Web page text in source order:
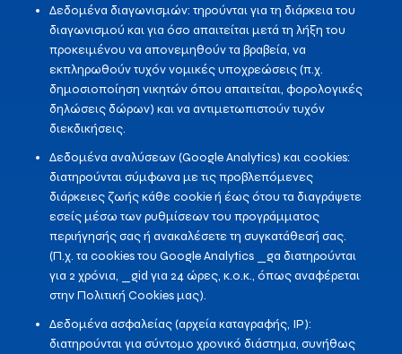
Δεδομένα διαγωνισμών: τηρούνται για τη διάρκεια του
διαγωνισμού και για όσο απαιτείται μετά τη λήξη του
προκειμένου να απονεμηθούν τα βραβεία, να
εκπληρωθούν τυχόν νομικές υποχρεώσεις (π.χ.
δημοσιοποίηση νικητών όπου απαιτείται, φορολογικές
δηλώσεις δώρων) και να αντιμετωπιστούν τυχόν
διεκδικήσεις.
Δεδομένα αναλύσεων (Google Analytics) και cookies:
διατηρούνται σύμφωνα με τις προβλεπόμενες
διάρκειες ζωής κάθε cookie ή έως ότου τα διαγράψετε
εσείς μέσω των ρυθμίσεων του προγράμματος
περιήγησής σας ή ανακαλέσετε τη συγκατάθεσή σας.
(Π.χ. τα cookies του Google Analytics _ga διατηρούνται
για 2 χρόνια, _gid για 24 ώρες, κ.ο.κ., όπως αναφέρεται
στην Πολιτική Cookies μας).
Δεδομένα ασφαλείας (αρχεία καταγραφής, IP):
διατηρούνται για σύντομο χρονικό διάστημα, συνήθως